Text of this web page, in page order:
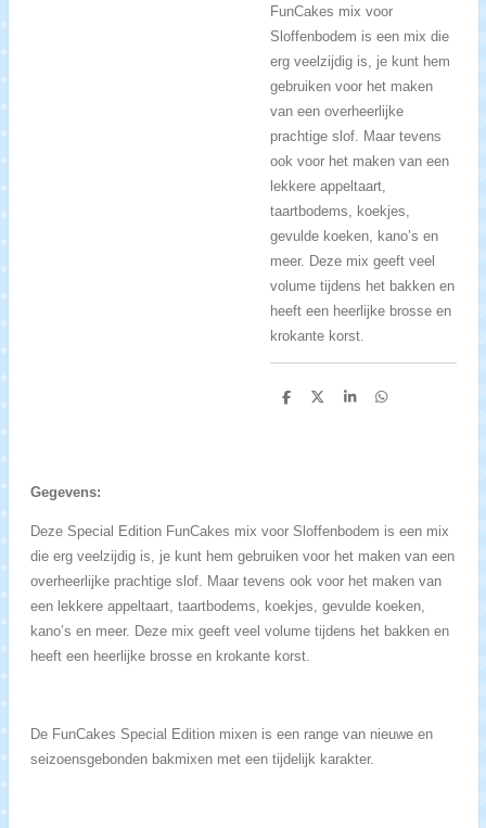
FunCakes mix voor
Sloffenbodem is een mix die
erg veelzijdig is, je kunt hem
gebruiken voor het maken
van een overheerlijke
prachtige slof. Maar tevens
ook voor het maken van een
lekkere appeltaart,
taartbodems, koekjes,
gevulde koeken, kano’s en
meer. Deze mix geeft veel
volume tijdens het bakken en
heeft een heerlijke brosse en
krokante korst.
D
D
S
D
Gegevens:
Deze Special Edition FunCakes mix voor Sloffenbodem is een mix
die erg veelzijdig is, je kunt hem gebruiken voor het maken van een
overheerlijke prachtige slof. Maar tevens ook voor het maken van
een lekkere appeltaart, taartbodems, koekjes, gevulde koeken,
kano’s en meer. Deze mix geeft veel volume tijdens het bakken en
heeft een heerlijke brosse en krokante korst.
De FunCakes Special Edition mixen is een range van nieuwe en
seizoensgebonden bakmixen met een tijdelijk karakter.